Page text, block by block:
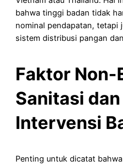
bahwa tinggi badan tidak
nominal pendapatan, tetapi
sistem distribusi pangan
Faktor Non-
Sanitasi dan
Intervensi
Penting untuk dicatat